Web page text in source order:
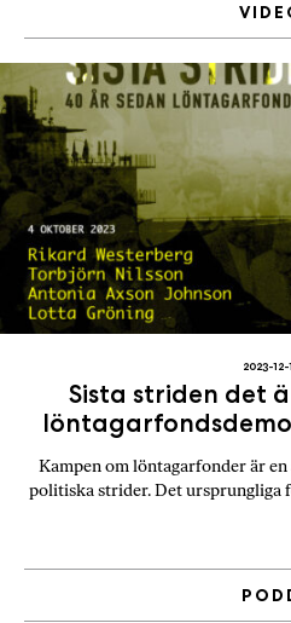
Sista striden det
Tanke 4 870
2023-12-
Kampen om löntagarfonder är
politiska strider. Det ursprungliga